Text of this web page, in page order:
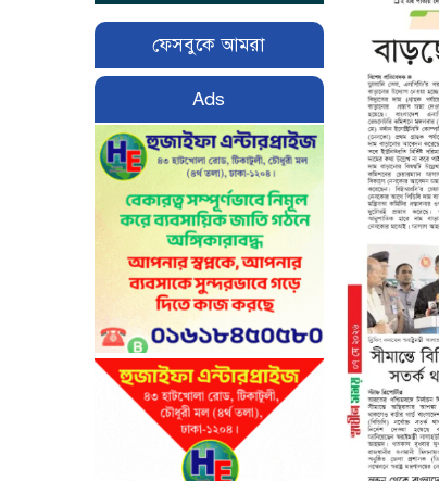
ফেসবুকে আমরা
Ads